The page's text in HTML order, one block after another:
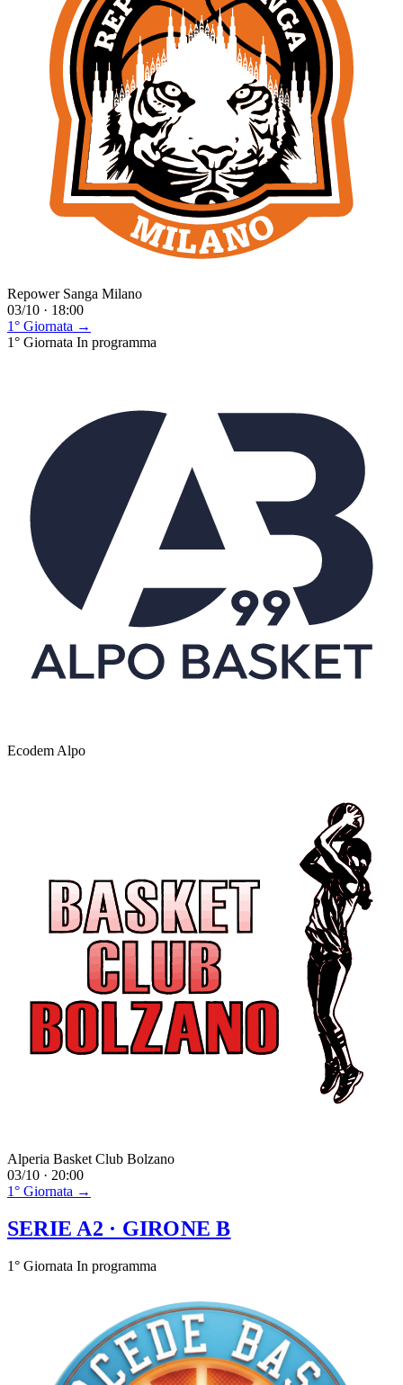
Repower Sanga Milano
03/10 · 18:00
1° Giornata →
1° Giornata In programma
Ecodem Alpo
Alperia Basket Club Bolzano
03/10 · 20:00
1° Giornata →
SERIE A2 · GIRONE B
1° Giornata In programma